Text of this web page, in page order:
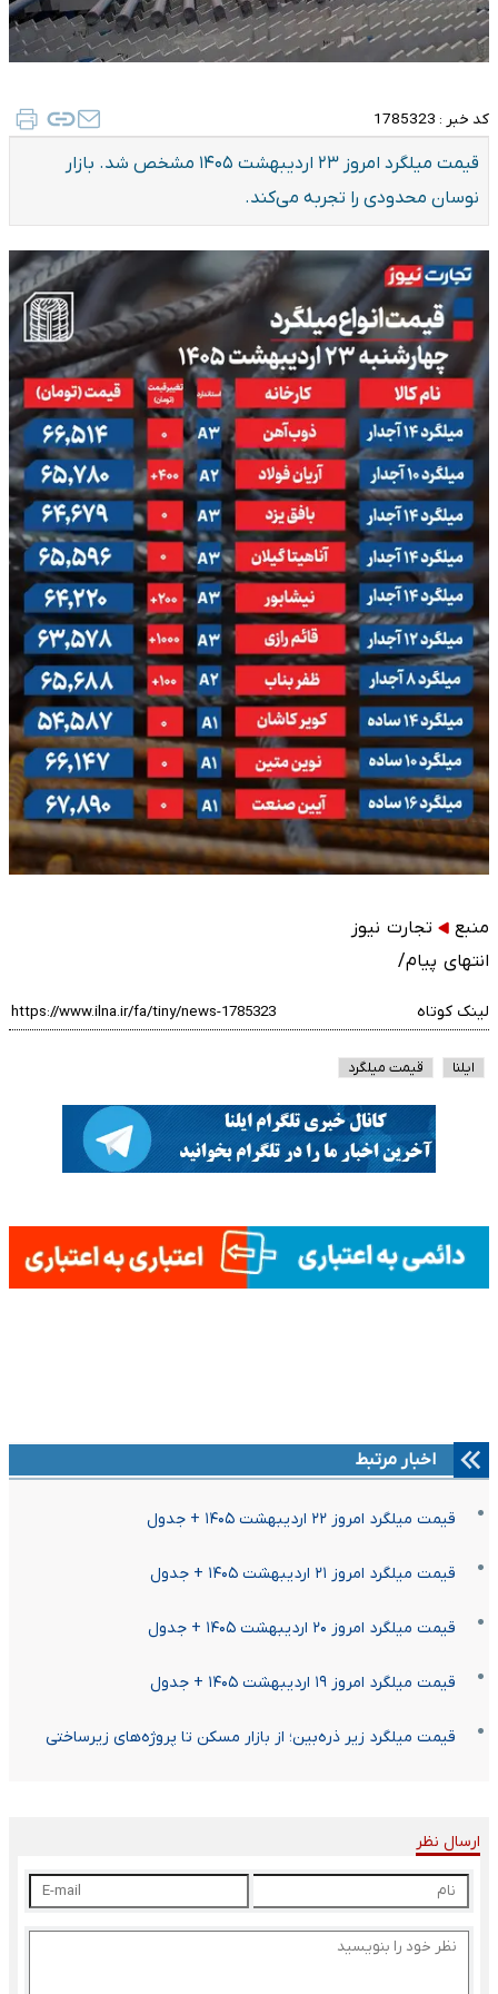
کد خبر : 1785323
قیمت میلگرد امروز ۲۳ اردیبهشت ۱۴۰۵ مشخص شد. بازار
نوسان محدودی را تجربه می‌کند.
منبع
تجارت نیوز
انتهای پیام/
لینک کوتاه
ایلنا قیمت میلگرد
اخبار مرتبط
قیمت میلگرد امروز ۲۲ اردیبهشت ۱۴۰۵ + جدول
قیمت میلگرد امروز ۲۱ اردیبهشت ۱۴۰۵ + جدول
قیمت میلگرد امروز ۲۰ اردیبهشت ۱۴۰۵ + جدول
قیمت میلگرد امروز ۱۹ اردیبهشت ۱۴۰۵ + جدول
قیمت میلگرد زیر ذره‌بین؛ از بازار مسکن تا پروژه‌های زیرساختی
ارسال نظر